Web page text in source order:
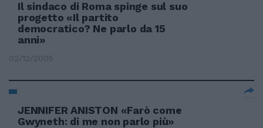
Il sindaco di Roma spinge sul suo
progetto «Il partito
democratico? Ne parlo da 15
anni»
02/12/2005
JENNIFER ANISTON «Farò come
Gwyneth: di me non parlo più»